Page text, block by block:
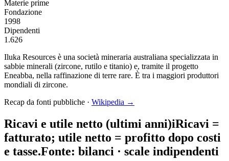
Materie prime
Fondazione
1998
Dipendenti
1.626
Iluka Resources è una società mineraria australiana specializzata in
sabbie minerali (zircone, rutilo e titanio) e, tramite il progetto
Eneabba, nella raffinazione di terre rare. È tra i maggiori produttori
mondiali di zircone.
Recap da fonti pubbliche · Wikipedia →
Ricavi e utile netto (ultimi anni)iRicavi =
fatturato; utile netto = profitto dopo costi
e tasse.Fonte: bilanci · scale indipendenti